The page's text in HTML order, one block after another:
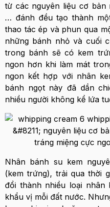
từ các nguyên liệu cơ
… đánh đều tạo thành
thao tác ép và phun qua
những bánh nhỏ và cuối
trong bánh sẽ có kem
ngon hơn khi làm mát
ngon kết hợp với nhân
bánh ngọt này đã dần
nhiều người không kể lứa
Nhân bánh su kem
(kem trứng), trải qua thời
đổi thành nhiều loại
khẩu vị mỗi đất nước.